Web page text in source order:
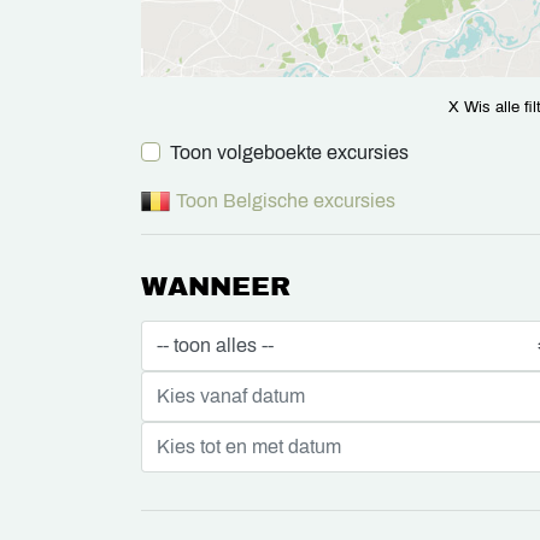
X Wis alle
Toon volgeboekte excursies
Toon Belgische excursies
WANNEER